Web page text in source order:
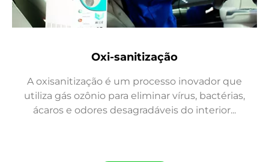
Oxi-sanitização
A oxisanitização é um processo inovador que
utiliza gás ozônio para eliminar vírus, bactérias,
ácaros e odores desagradáveis do interior...